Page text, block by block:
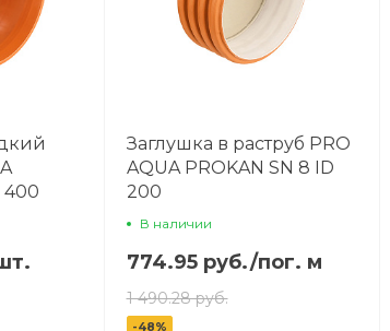
400
Заглушка в раструб PRO
AQUA PROKAN SN 8 ID
200
В наличии
774.95 руб./пог. м
1 490.28 руб.
-48%